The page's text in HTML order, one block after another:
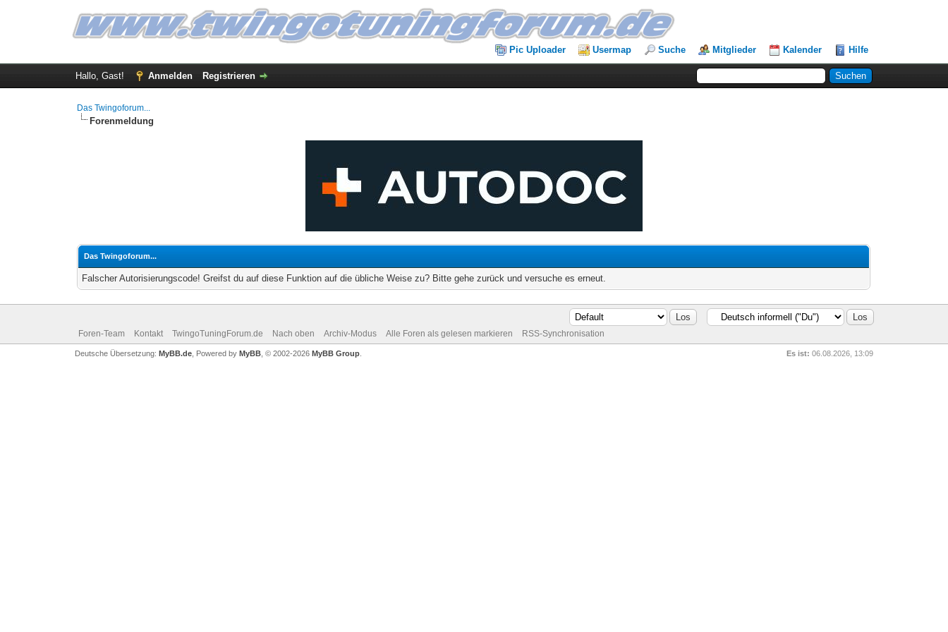
Pic Uploader Usermap Suche Mitglieder Kalender Hilfe
Hallo, Gast! Anmelden Registrieren
Das Twingoforum...
Forenmeldung
Das Twingoforum...
Falscher Autorisierungscode! Greifst du auf diese Funktion auf die übliche Weise zu? Bitte gehe zurück und versuche es erneut.
Foren-Team Kontakt TwingoTuningForum.de Nach oben Archiv-Modus Alle Foren als gelesen markieren RSS-Synchronisation
Es ist: 06.08.2026, 13:09
Deutsche Übersetzung: MyBB.de, Powered by MyBB, © 2002-2026 MyBB Group.